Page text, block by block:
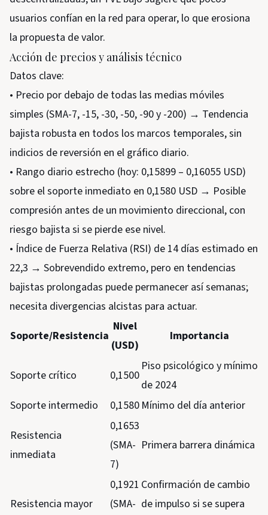
usuarios confían en la red para operar, lo que erosiona
la propuesta de valor.
Acción de precios y análisis técnico
Datos clave:
• Precio por debajo de todas las medias móviles
simples (SMA-7, -15, -30, -50, -90 y -200) → Tendencia
bajista robusta en todos los marcos temporales, sin
indicios de reversión en el gráfico diario.
• Rango diario estrecho (hoy: 0,15899 – 0,16055 USD)
sobre el soporte inmediato en 0,1580 USD → Posible
compresión antes de un movimiento direccional, con
riesgo bajista si se pierde ese nivel.
• Índice de Fuerza Relativa (RSI) de 14 días estimado en
22,3 → Sobrevendido extremo, pero en tendencias
bajistas prolongadas puede permanecer así semanas;
necesita divergencias alcistas para actuar.
Soporte/Resistencia
Nivel
(USD)
Importancia
Soporte crítico 0,1500
Piso psicológico y mínimo
de 2024
Soporte intermedio
0,1580 Mínimo del día anterior
Resistencia
inmediata
0,1653
(SMA-
7)
Primera barrera dinámica
Resistencia mayor
0,1921
(SMA-
Confirmación de cambio
de impulso si se supera